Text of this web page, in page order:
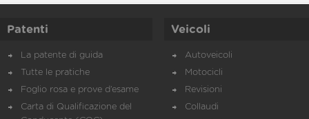
Patenti
La patente di guida
Tutte le pratiche
Foglio rosa e prove d’esame
Carta di Qualificazione del
Veicoli
Autoveicoli
Motocicli
Revisioni
Collaudi